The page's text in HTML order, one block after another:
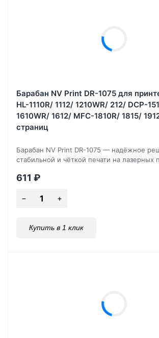
Барабан NV Print DR-1075 для
HL-1110R/ 1112/ 1210WR/ 212/ DCP-
1610WR/ 1612/ MFC-1810R/ 1815/
страниц
Барабан NV Print DR-1075 — надёжное
стабильной и чёткой печати на лазерных
611 ₽
Купить в 1 клик